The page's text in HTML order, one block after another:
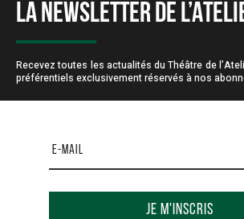
LA NEWSLETTER DE
Recevez toutes les actualités du Théâtre de
préférentiels exclusivement réservés à nos
Je m'inscris